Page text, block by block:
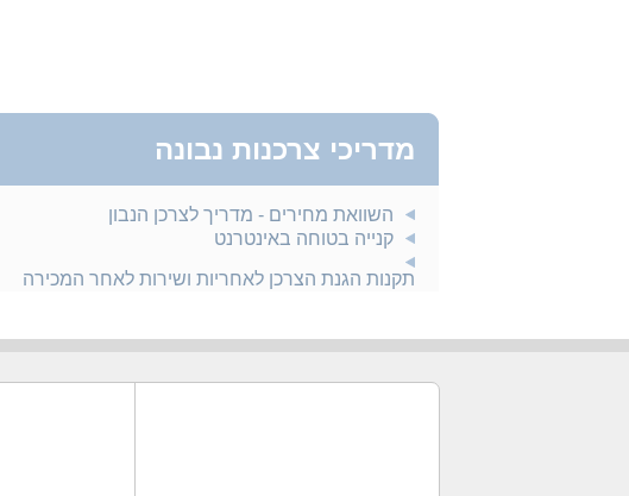
מדריכי צרכנות נבונה
השוואת מחירים - מדריך לצרכן הנבון
קנייה בטוחה באינטרנט
תקנות הגנת הצרכן לאחריות ושירות לאחר המכירה